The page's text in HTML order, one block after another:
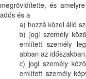
megrövidítette, és
adós és a
a) hozzá közel álló
b) jogi személy
említett személy
abban az
c) jogi személy
említett személy